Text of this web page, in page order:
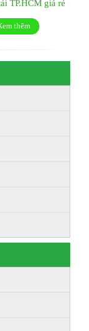
TP.HCM giá rẻ
thêm